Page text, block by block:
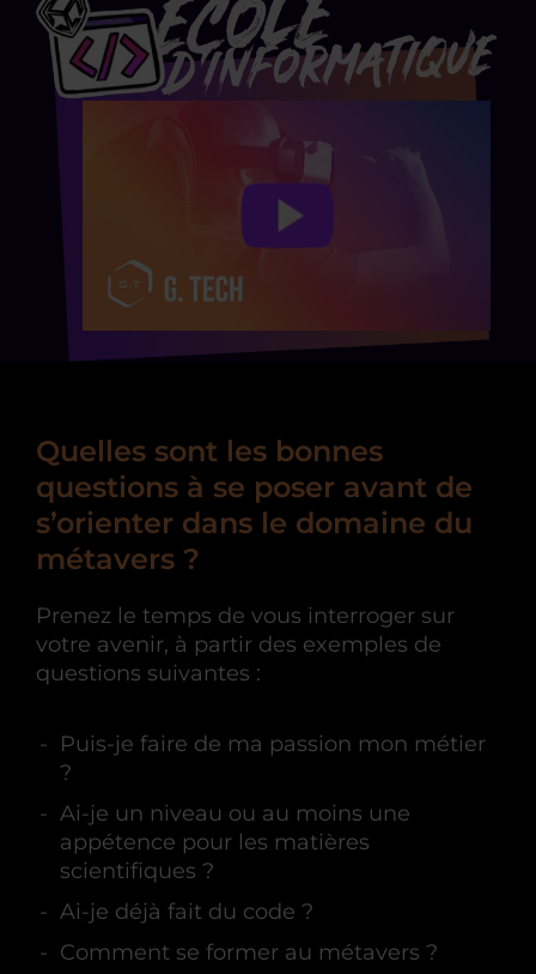
Quelles sont les bonnes
questions à se poser avant de
s’orienter dans le domaine du
métavers ?
Prenez le temps de vous interroger sur
votre avenir, à partir des exemples de
questions suivantes :
Puis-je faire de ma passion mon métier
?
Ai-je un niveau ou au moins une
appétence pour les matières
scientifiques ?
Ai-je déjà fait du code ?
Comment se former au métavers ?